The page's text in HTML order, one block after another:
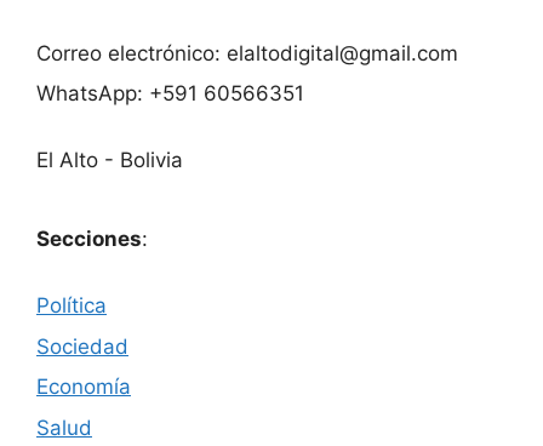
Correo electrónico: elaltodigital@gmail.com
WhatsApp: +591 60566351
El Alto - Bolivia
Secciones:
Política
Sociedad
Economía
Salud